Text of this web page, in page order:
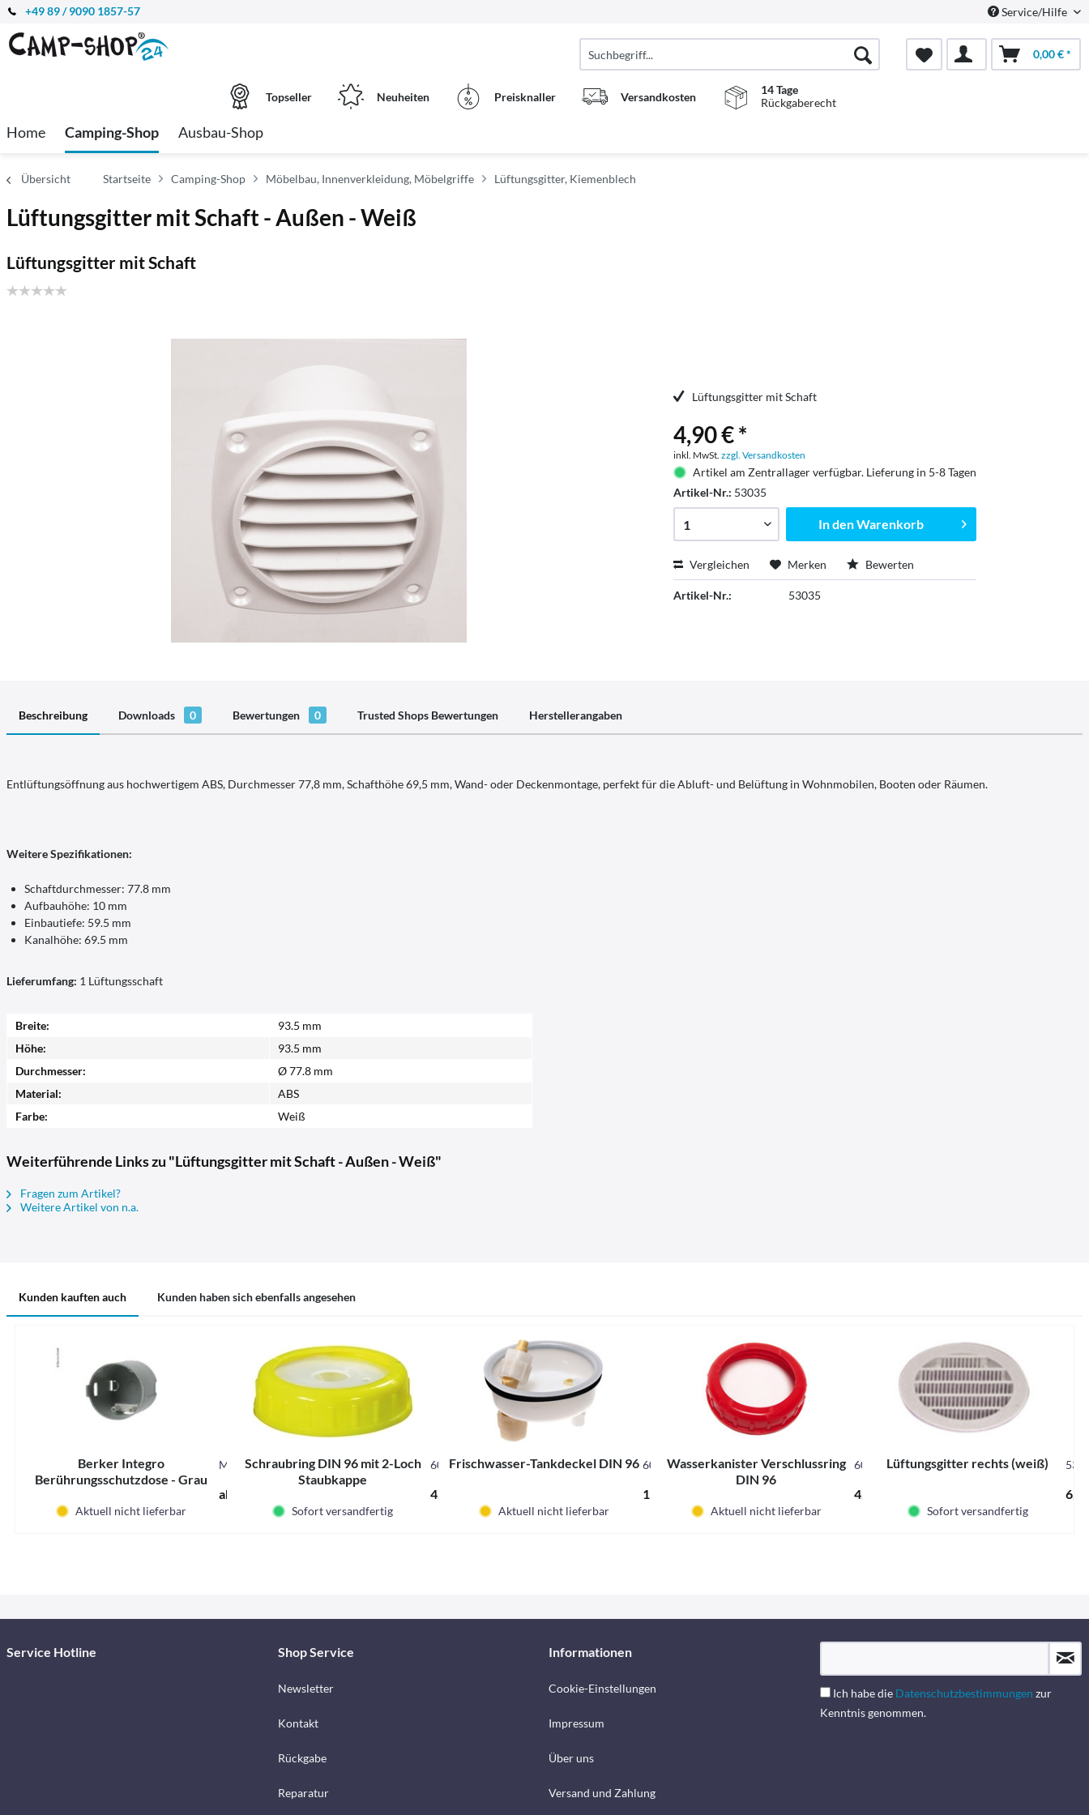
+49 89 / 9090 1857-57 Service/Hilfe
0,00 € *
Topseller Neuheiten Preisknaller Versandkosten
14 Tage
Rückgaberecht
Home Camping-Shop Ausbau-Shop
Übersicht Startseite Camping-Shop Möbelbau, Innenverkleidung, Möbelgriffe Lüftungsgitter, Kiemenblech
Lüftungsgitter mit Schaft - Außen - Weiß
Lüftungsgitter mit Schaft
Lüftungsgitter mit Schaft
4,90 € *
inkl. MwSt.zzgl. Versandkosten
Artikel am Zentrallager verfügbar. Lieferung in 5-8 Tagen
Artikel-Nr.: 53035
In denWarenkorb
Vergleichen Merken Bewerten
Artikel-Nr.: 53035
Beschreibung Downloads 0 Bewertungen 0 Trusted Shops Bewertungen Herstellerangaben
Entlüftungsöffnung aus hochwertigem ABS, Durchmesser 77,8 mm, Schafthöhe 69,5 mm, Wand- oder Deckenmontage, perfekt für die Abluft- und Belüftung in Wohnmobilen, Booten oder Räumen.
Weitere Spezifikationen:
Schaftdurchmesser: 77.8 mm
Aufbauhöhe: 10 mm
Einbautiefe: 59.5 mm
Kanalhöhe: 69.5 mm
Lieferumfang: 1 Lüftungsschaft
Breite:
93.5 mm
Höhe:
93.5 mm
Durchmesser:
Ø 77.8 mm
Material:
ABS
Farbe:
Weiß
Weiterführende Links zu "Lüftungsgitter mit Schaft - Außen - Weiß"
Fragen zum Artikel?
Weitere Artikel von n.a.
Kunden kauften auch Kunden haben sich ebenfalls angesehen
Berker Integro
Berührungsschutzdose - Grau
M83148
ab 2,40 € *
Aktuell nicht lieferbar
Schraubring DIN 96 mit 2-Loch
Staubkappe
60096
4,50 € *
Sofort versandfertig
Frischwasser-Tankdeckel DIN 96 60019
11,90 € *
Aktuell nicht lieferbar
Wasserkanister Verschlussring
DIN 96
60016
4,44 € *
Aktuell nicht lieferbar
Lüftungsgitter rechts (weiß)
Sofort versandfertig
Service Hotline Shop Service
Newsletter
Kontakt
Rückgabe
Reparatur
Informationen
Cookie-Einstellungen
Impressum
Über uns
Versand und Zahlung
Ich habe die Datenschutzbestimmungen zur
Kenntnis genommen.